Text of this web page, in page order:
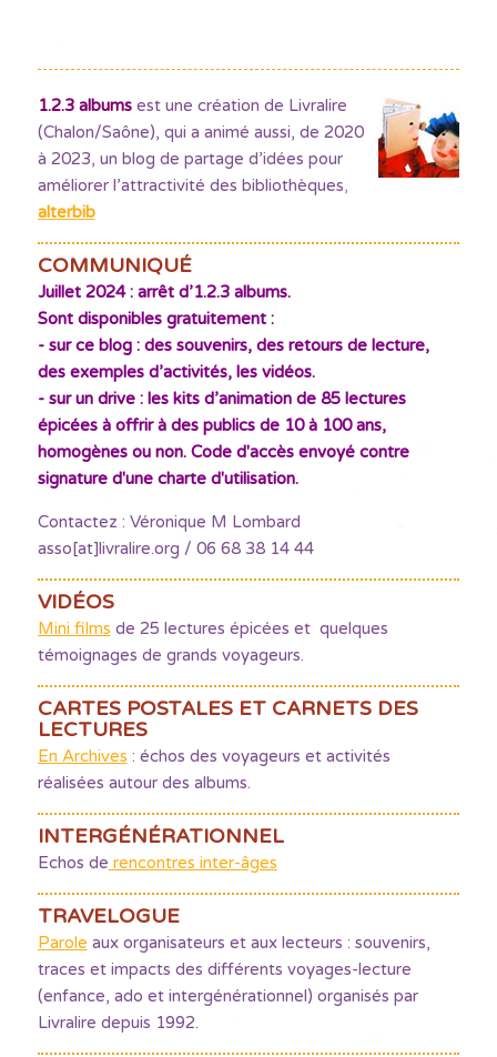
1.2.3 albumsest une création de Livralire
(Chalon/Saône), qui a animé aussi, de 2020
à 2023, un blog de partage d’idées pour
améliorer l’attractivité des bibliothèques,
alterbib
COMMUNIQUÉ
Juillet 2024 : arrêt d’1.2.3 albums.
Sont disponibles gratuitement :
- sur ce blog : des souvenirs, des retours de lecture,
des exemples d’activités, les vidéos.
- sur un drive : les kits d’animation de 85 lectures
épicées à offrir à des publics de 10 à 100 ans,
homogènes ou non. Code d'accès envoyé contre
signature d'une charte d'utilisation.
Contactez : Véronique M Lombard
asso[at]livralire.org / 06 68 38 14 44
VIDÉOS
Mini films de 25 lectures épicées et quelques
témoignages de grands voyageurs.
CARTES POSTALES ET CARNETS DES
LECTURES
En Archives : échos des voyageurs et activités
réalisées autour des albums.
INTERGÉNÉRATIONNEL
Echos de rencontres inter-âges
TRAVELOGUE
Parole aux organisateurs et aux lecteurs : souvenirs,
traces et impacts des différents voyages-lecture
(enfance, ado et intergénérationnel) organisés par
Livralire depuis 1992.